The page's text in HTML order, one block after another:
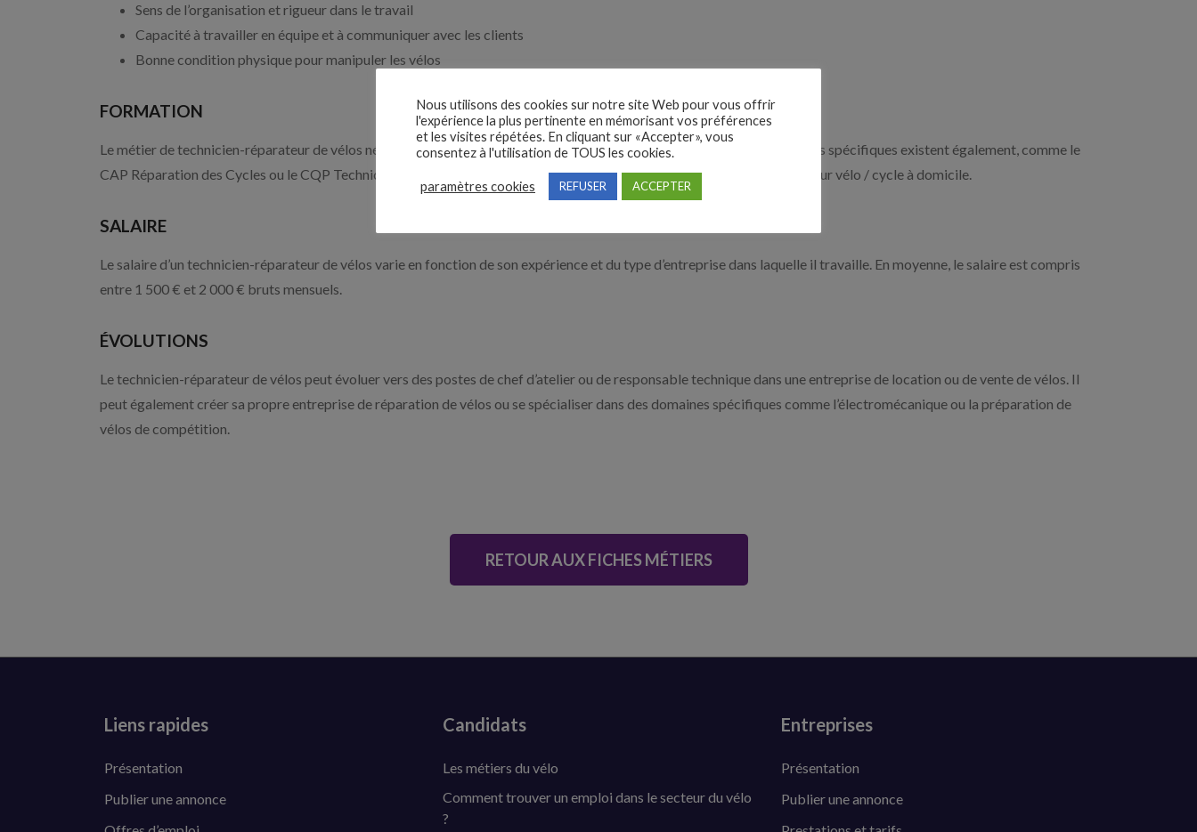
Sens de l’organisation et rigueur dans le travail
Capacité à travailler en équipe et à communiquer avec les clients
Bonne condition physique pour manipuler les vélos
FORMATION
Le métier de technicien-réparateur de vélos nécessite une formation en mécanique ou électromécanique. Des formations spécifiques existent également, comme le
CAP Réparation des Cycles ou le CQP Technicien de Maintenance Cycles ou encore la formation deTechnicien réparateur vélo / cycle à domicile.
SALAIRE
Le salaire d’un technicien-réparateur de vélos varie en fonction de son expérience et du type d’entreprise dans laquelle il travaille. En moyenne, le salaire est compris
entre 1 500 € et 2 000 € bruts mensuels.
ÉVOLUTIONS
Le technicien-réparateur de vélos peut évoluer vers des postes de chef d’atelier ou de responsable technique dans une entreprise de location ou de vente de vélos. Il
peut également créer sa propre entreprise de réparation de vélos ou se spécialiser dans des domaines spécifiques comme l’électromécanique ou la préparation de
vélos de compétition.
RETOUR AUX FICHES MÉTIERS
Liens rapides
Présentation
Publier une annonce
Candidats
Les métiers du vélo
Comment trouver un emploi dans le secteur du vélo
?
Entreprises
Présentation
Publier une annonce
Nous utilisons des cookies sur notre site Web pour vous offrir
l'expérience la plus pertinente en mémorisant vos préférences
et les visites répétées. En cliquant sur «Accepter», vous
consentez à l'utilisation de TOUS les cookies.
paramètres cookies REFUSER ACCEPTER